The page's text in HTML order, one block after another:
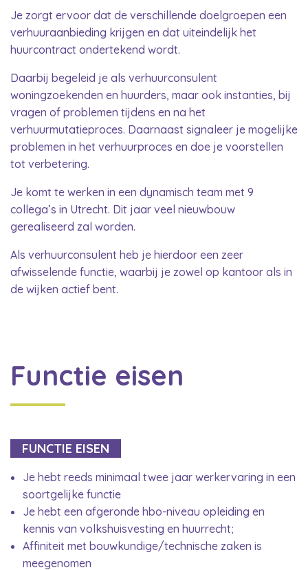
Je zorgt ervoor dat de verschillende doelgroepen een
verhuuraanbieding krijgen en dat uiteindelijk het
huurcontract ondertekend wordt.
Daarbij begeleid je als verhuurconsulent
woningzoekenden en huurders, maar ook instanties, bij
vragen of problemen tijdens en na het
verhuurmutatieproces. Daarnaast signaleer je mogelijke
problemen in het verhuurproces en doe je voorstellen
tot verbetering.
Je komt te werken in een dynamisch team met 9
collega’s in Utrecht. Dit jaar veel nieuwbouw
gerealiseerd zal worden.
Als verhuurconsulent heb je hierdoor een zeer
afwisselende functie, waarbij je zowel op kantoor als in
de wijken actief bent.
Functie eisen
FUNCTIE EISEN
Je hebt reeds minimaal twee jaar werkervaring in een
soortgelijke functie
Je hebt een afgeronde hbo-niveau opleiding en
kennis van volkshuisvesting en huurrecht;
Affiniteit met bouwkundige/technische zaken is
meegenomen